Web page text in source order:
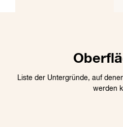
Liste der Untergründe, auf
werden